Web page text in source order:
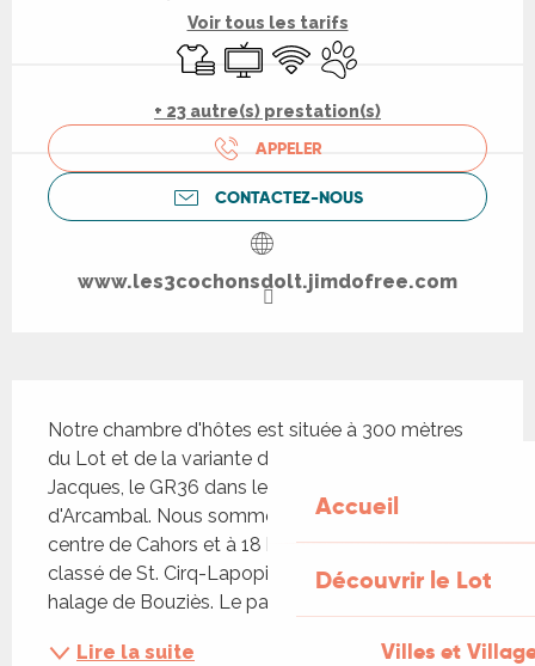
Accueil
Découvrir le Lot
Villes et
Voir tous les tarifs
Draps et linge
Télévision
WiFi Animaux acceptés
+ 23 autre(s) prestation(s)
APPELER
CONTACTEZ-NOUS
www.les3cochonsdolt.jimdofree.com
Notre chambre d'hôtes est située à 300 mètres
du Lot et de la variante du chemin de Saint
Jacques, le GR36 dans le centre bourg du village
d'Arcambal. Nous sommes à 8 kilomètres du
centre de Cahors et à 18 kilomètres du village
classé de St. Cirq-Lapopie et du chemin de
halage de Bouziès. Le parc...
Lire la suite